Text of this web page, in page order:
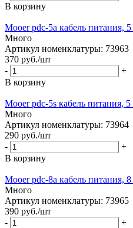
В корзину
Mooer pdc-5a кабель питания,
Много
Артикул номенклатуры: 73963
370 руб./шт
-
+
В корзину
Mooer pdc-5s кабель питания,
Много
Артикул номенклатуры: 73964
290 руб./шт
-
+
В корзину
Mooer pdc-8a кабель питания,
Много
Артикул номенклатуры: 73965
390 руб./шт
-
+